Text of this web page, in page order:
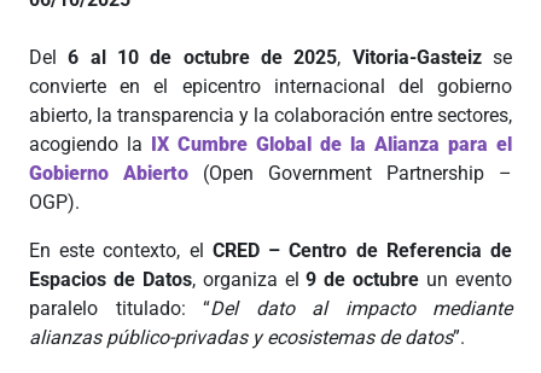
Del6 al 10 de octubre de 2025, Vitoria-Gasteizse
convierte en el epicentro internacional del gobierno
abierto, la transparencia y la colaboración entre sectores,
acogiendo la IX Cumbre Global de la Alianza para el
Gobierno Abierto (Open Government Partnership –
OGP).
En este contexto, el CRED – Centro de Referencia de
Espacios de Datos, organiza el9 de octubre un evento
paralelo titulado: “Del dato al impacto mediante
alianzas público-privadas y ecosistemas de datos”.